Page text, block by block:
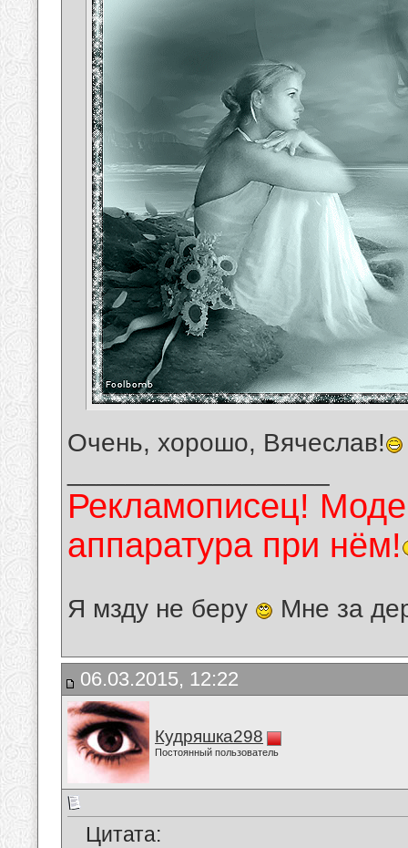
Очень, хорошо, Вячеслав!
Рекламописец!
аппаратура при нём!
Я мзду не беру Мне за
06.03.2015, 12:22
Кудряшка298
Постоянный пользователь
Цитата: